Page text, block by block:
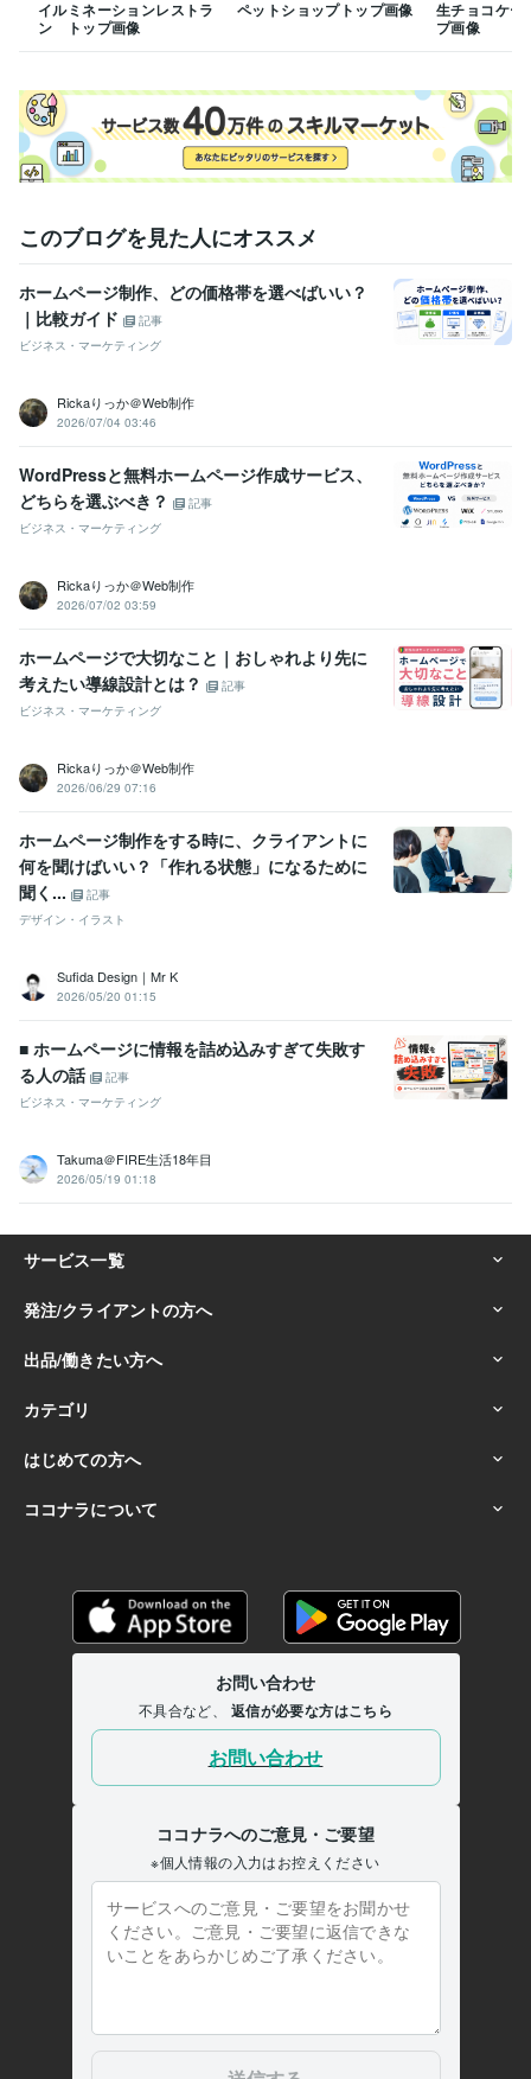
Google Tag Manager:4年Adobe Photoshop:4年 Adobe Illustrator:4年
Canva:8年Dreamweaver:4年
Procreate:8年
VRoid Studio:1年
得意分野
Web制作・HP作成・EC構築 ホームページ制作
女性向け コーポレート
イルミネーションレストラ
ン トップ画像
ペットショップトップ画像
生チョコケー
プ画像
このブログを見た人にオススメ
ホームページ制作、どの価格帯を選べばいい？
｜比較ガイド
記事
ビジネス・マーケティング
Rickaりっか＠Web制作
2026/07/04 03:46
WordPressと無料ホームページ作成サービス、
どちらを選ぶべき？
記事
ビジネス・マーケティング
Rickaりっか＠Web制作
2026/07/02 03:59
ホームページで大切なこと｜おしゃれより先に
考えたい導線設計とは？
記事
ビジネス・マーケティング
Rickaりっか＠Web制作
2026/06/29 07:16
ホームページ制作をする時に、クライアントに
何を聞けばいい？「作れる状態」になるために
聞く...
記事
デザイン・イラスト
Sufida Design｜Mr K
2026/05/20 01:15
■ ホームページに情報を詰め込みすぎて失敗す
る人の話
記事
ビジネス・マーケティング
Takuma＠FIRE生活18年目
2026/05/19 01:18